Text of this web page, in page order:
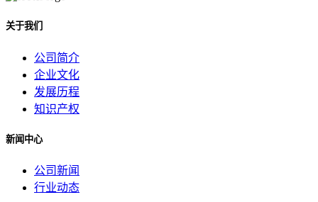
关于我们
公司简介
企业文化
发展历程
知识产权
新闻中心
公司新闻
行业动态